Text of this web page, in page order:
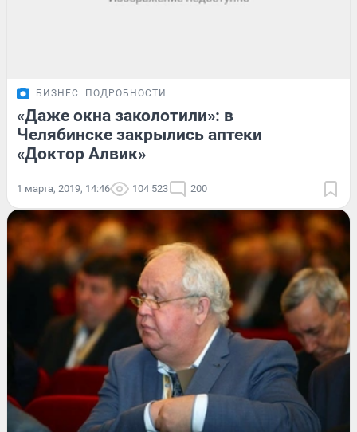
БИЗНЕС ПОДРОБНОСТИ
«Даже окна заколотили»: в
Челябинске закрылись аптеки
«Доктор Алвик»
1 марта, 2019, 14:46 104 523 200